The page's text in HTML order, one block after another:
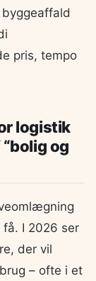
pris, tempo
logistik
og
I 2026 ser
der vil
– ofte i et